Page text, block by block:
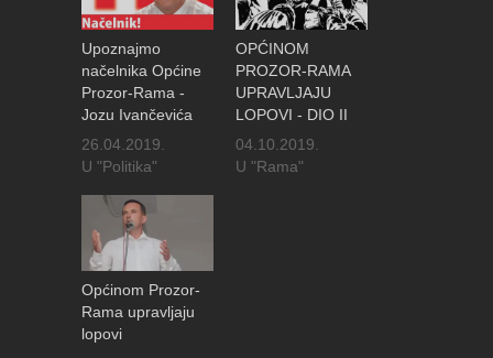
Upoznajmo
načelnika Općine
Prozor-Rama -
Jozu Ivančevića
26.04.2019.
U "Politika"
OPĆINOM
PROZOR-RAMA
UPRAVLJAJU
LOPOVI - DIO II
04.10.2019.
U "Rama"
Općinom Prozor-
Rama upravljaju
lopovi